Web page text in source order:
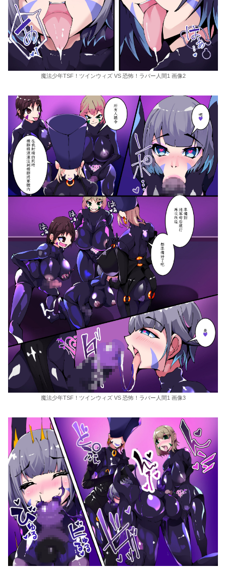
魔法少年TSF！ツインウィズ VS 恐怖！ラバー人間1 画像2
魔法少年TSF！ツインウィズ VS 恐怖！ラバー人間1 画像3